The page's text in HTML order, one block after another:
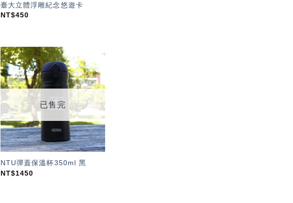
臺大立體浮雕紀念悠遊卡
NT$450
加入
「願
望輕
已售完
NTU彈蓋保溫杯350ml 黑
NT$1450